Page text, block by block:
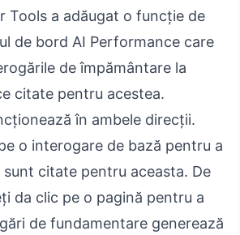
Tools a adăugat o funcție de
de bord AI Performance care
de împământare la
citate pentru acestea.
în ambele direcții.
o interogare de bază pentru a
sunt citate pentru aceasta. De
da clic pe o pagină pentru a
de fundamentare generează